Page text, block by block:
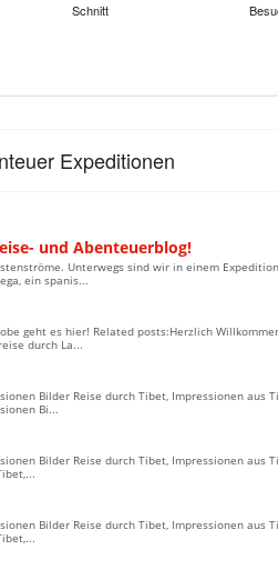
Schnitt
Expeditionen
und Abenteuerblog!
Unterwegs sind wir in einem
ein spanis...
geht es hier! Related posts:Herzlich
durch La...
Bilder Reise durch Tibet, Impressionen aus
Bi...
Bilder Reise durch Tibet, Impressionen aus
Bilder Reise durch Tibet, Impressionen aus